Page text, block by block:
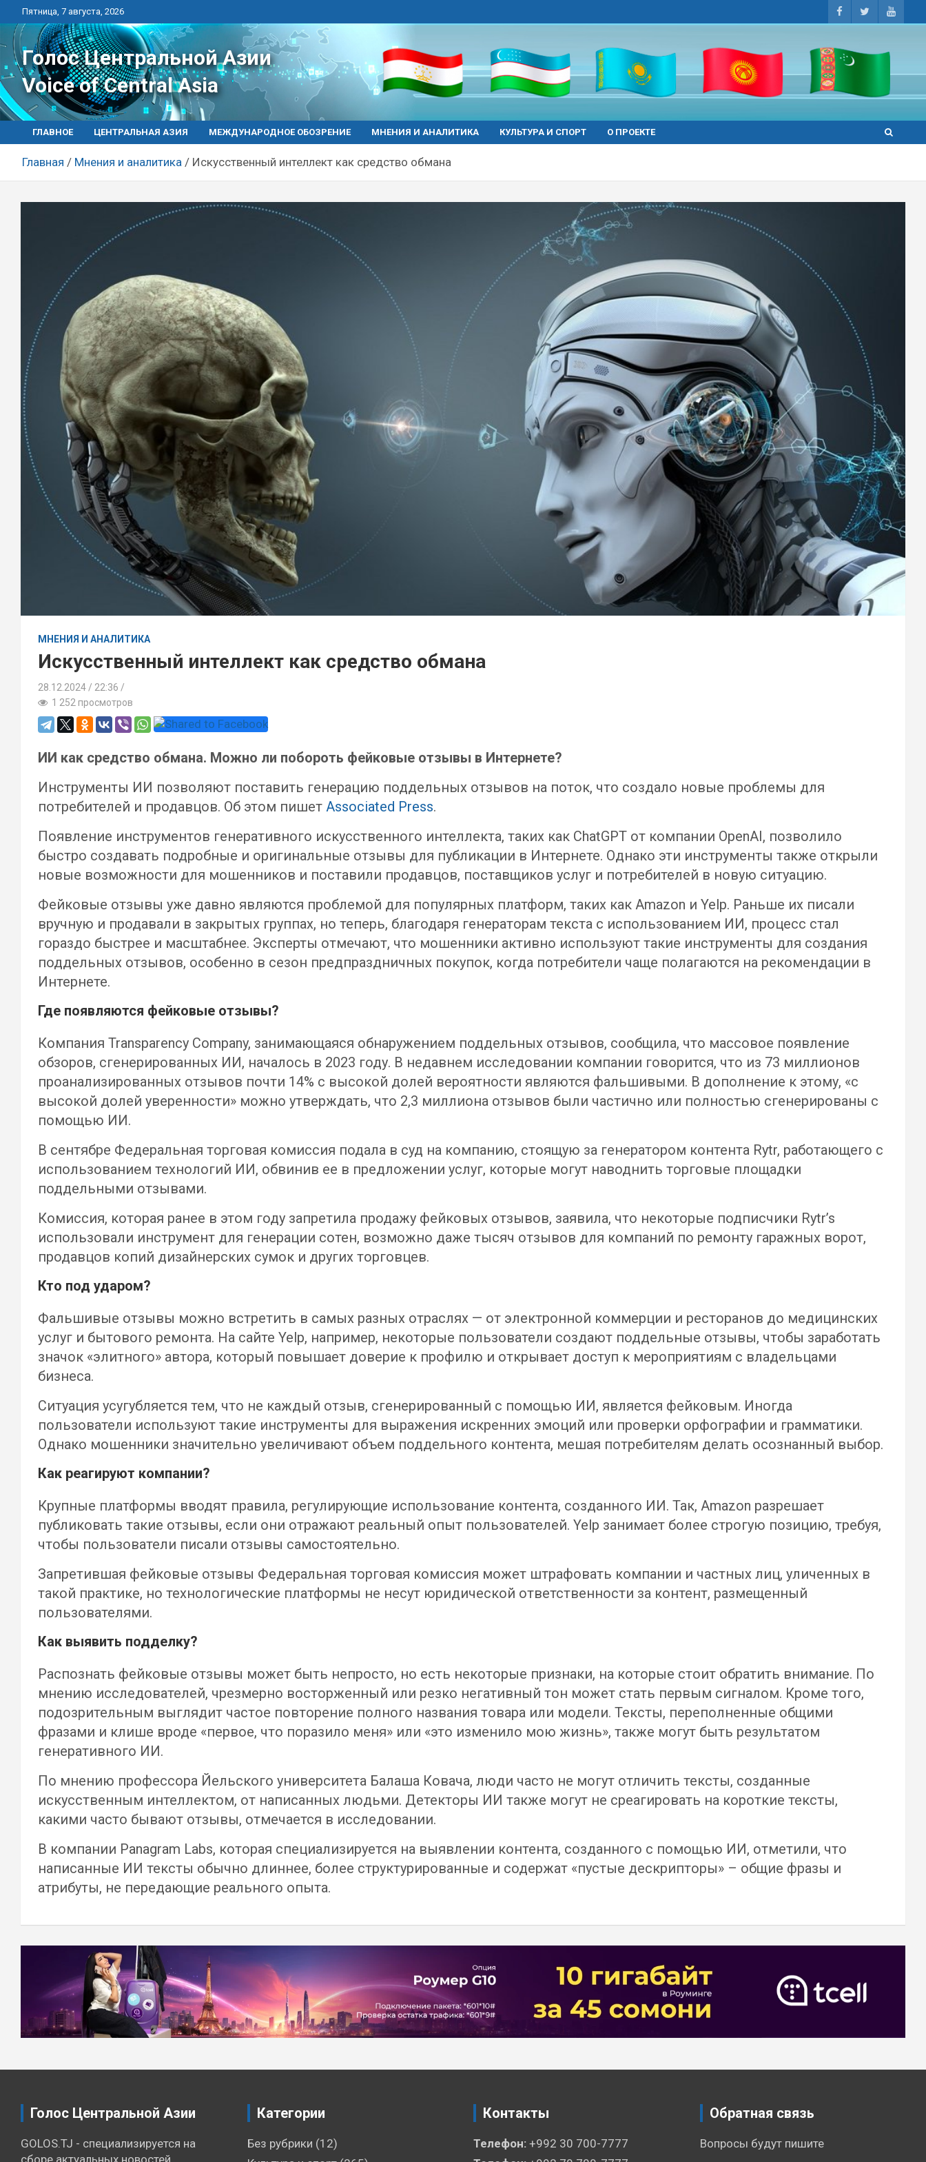
Перейти
к
контенту
Пятница, 7 августа, 2026
Голос Центральной Азии
Voice of Central Asia
ГЛАВНОЕ ЦЕНТРАЛЬНАЯ АЗИЯ МЕЖДУНАРОДНОЕ ОБОЗРЕНИЕ МНЕНИЯ И АНАЛИТИКА КУЛЬТУРА И СПОРТ О ПРОЕКТЕ
Главная Мнения и аналитика Искусственный интеллект как средство обмана
МНЕНИЯ И АНАЛИТИКА
Искусственный интеллект как средство обмана
28.12.2024
22:36 /
1 252 просмотров
ИИ как средство обмана. Можно ли побороть фейковые отзывы в Интернете?
Инструменты ИИ позволяют поставить генерацию поддельных отзывов на поток, что создало новые проблемы для
потребителей и продавцов. Об этом пишет Associated Press.
Появление инструментов генеративного искусственного интеллекта, таких как ChatGPT от компании OpenAI, позволило
быстро создавать подробные и оригинальные отзывы для публикации в Интернете. Однако эти инструменты также открыли
новые возможности для мошенников и поставили продавцов, поставщиков услуг и потребителей в новую ситуацию.
Фейковые отзывы уже давно являются проблемой для популярных платформ, таких как Amazon и Yelp. Раньше их писали
вручную и продавали в закрытых группах, но теперь, благодаря генераторам текста с использованием ИИ, процесс стал
гораздо быстрее и масштабнее. Эксперты отмечают, что мошенники активно используют такие инструменты для создания
поддельных отзывов, особенно в сезон предпраздничных покупок, когда потребители чаще полагаются на рекомендации в
Интернете.
Где появляются фейковые отзывы?
Компания Transparency Company, занимающаяся обнаружением поддельных отзывов, сообщила, что массовое появление
обзоров, сгенерированных ИИ, началось в 2023 году. В недавнем исследовании компании говорится, что из 73 миллионов
проанализированных отзывов почти 14% с высокой долей вероятности являются фальшивыми. В дополнение к этому, «с
высокой долей уверенности» можно утверждать, что 2,3 миллиона отзывов были частично или полностью сгенерированы с
помощью ИИ.
В сентябре Федеральная торговая комиссия подала в суд на компанию, стоящую за генератором контента Rytr, работающего с
использованием технологий ИИ, обвинив ее в предложении услуг, которые могут наводнить торговые площадки
поддельными отзывами.
Комиссия, которая ранее в этом году запретила продажу фейковых отзывов, заявила, что некоторые подписчики Rytr’s
использовали инструмент для генерации сотен, возможно даже тысяч отзывов для компаний по ремонту гаражных ворот,
продавцов копий дизайнерских сумок и других торговцев.
Кто под ударом?
Фальшивые отзывы можно встретить в самых разных отраслях — от электронной коммерции и ресторанов до медицинских
услуг и бытового ремонта. На сайте Yelp, например, некоторые пользователи создают поддельные отзывы, чтобы заработать
значок «элитного» автора, который повышает доверие к профилю и открывает доступ к мероприятиям с владельцами
бизнеса.
Ситуация усугубляется тем, что не каждый отзыв, сгенерированный с помощью ИИ, является фейковым. Иногда
пользователи используют такие инструменты для выражения искренних эмоций или проверки орфографии и грамматики.
Однако мошенники значительно увеличивают объем поддельного контента, мешая потребителям делать осознанный выбор.
Как реагируют компании?
Крупные платформы вводят правила, регулирующие использование контента, созданного ИИ. Так, Amazon разрешает
публиковать такие отзывы, если они отражают реальный опыт пользователей. Yelp занимает более строгую позицию, требуя,
чтобы пользователи писали отзывы самостоятельно.
Запретившая фейковые отзывы Федеральная торговая комиссия может штрафовать компании и частных лиц, уличенных в
такой практике, но технологические платформы не несут юридической ответственности за контент, размещенный
пользователями.
Как выявить подделку?
Распознать фейковые отзывы может быть непросто, но есть некоторые признаки, на которые стоит обратить внимание. По
мнению исследователей, чрезмерно восторженный или резко негативный тон может стать первым сигналом. Кроме того,
подозрительным выглядит частое повторение полного названия товара или модели. Тексты, переполненные общими
фразами и клише вроде «первое, что поразило меня» или «это изменило мою жизнь», также могут быть результатом
генеративного ИИ.
По мнению профессора Йельского университета Балаша Ковача, люди часто не могут отличить тексты, созданные
искусственным интеллектом, от написанных людьми. Детекторы ИИ также могут не среагировать на короткие тексты,
какими часто бывают отзывы, отмечается в исследовании.
В компании Panagram Labs, которая специализируется на выявлении контента, созданного с помощью ИИ, отметили, что
написанные ИИ тексты обычно длиннее, более структурированные и содержат «пустые дескрипторы» – общие фразы и
атрибуты, не передающие реального опыта.
Навигация
записям
Голос Центральной Азии
GOLOS.TJ - специализируется на
сборе актуальных новостей,
Категории
Без рубрики (12)
Контакты
Телефон: +992 30 700-7777
Обратная связь
Вопросы будут пишите